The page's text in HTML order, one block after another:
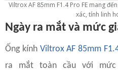
Viltrox AF 85mm F1.4 Pro FE mang
xác, tính linh
Ngày ra mắt và mức
Ống kính Viltrox AF 85mm
ra mắt toàn cầu với mức